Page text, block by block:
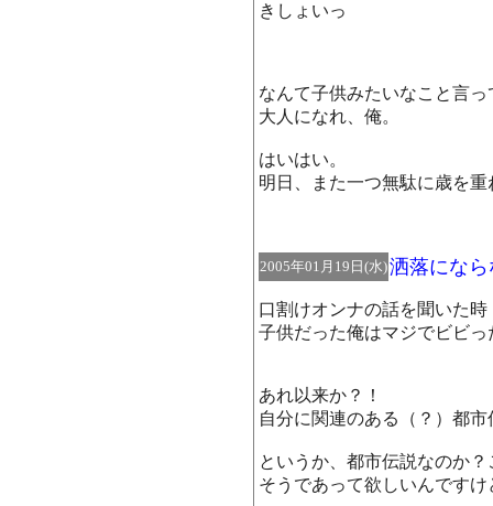
きしょいっ
なんて子供みたいなこと言
大人になれ、俺。
はいはい。
明日、また一つ無駄に歳を
2005年01月19日(水)洒落にな
口割けオンナの話を聞いた時
子供だった俺はマジでビビっ
あれ以来か？！
自分に関連のある（？）都市
というか、都市伝説なのか？
そうであって欲しいんですけ